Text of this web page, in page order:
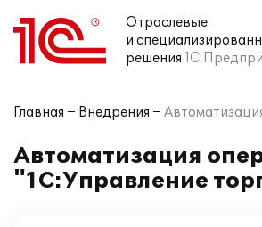
Отраслевые
и
решения
Главная Внедрения
Автоматизация
"1С:Управление